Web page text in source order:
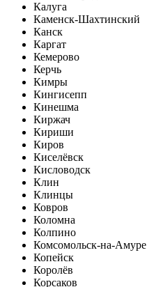
Калуга
Каменск-Шахтинский
Канск
Каргат
Кемерово
Керчь
Кимры
Кингисепп
Кинешма
Киржач
Кириши
Киров
Киселёвск
Кисловодск
Клин
Клинцы
Ковров
Коломна
Колпино
Комсомольск-на-Амуре
Копейск
Королёв
Корсаков